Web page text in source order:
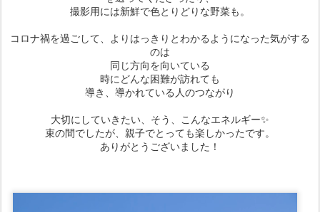
撮影用には新鮮で色とりどりな野菜も。
コロナ禍を過ごして、よりはっきりとわかるようになった気がする
のは
同じ方向を向いている
時にどんな困難が訪れても
導き、導かれている人のつながり
大切にしていきたい、そう、こんなエネルギー✨
束の間でしたが、親子でとっても楽しかったです。
ありがとうございました！